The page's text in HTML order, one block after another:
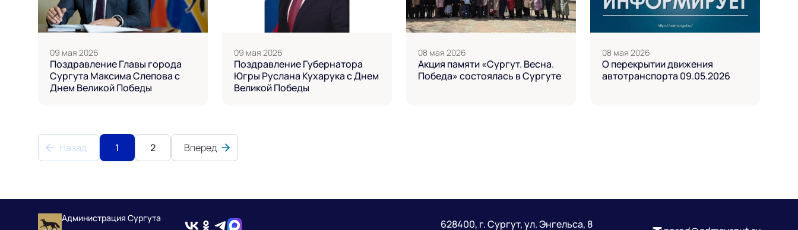
09 мая 2026
Поздравление Главы города
Сургута Максима Слепова с
Днем Великой Победы
09 мая 2026
Поздравление Губернатора
Югры Руслана Кухарука с Днем
Великой Победы
08 мая 2026
Акция памяти «Сургут. Весна.
Победа» состоялась в Сургуте
08 мая 2026
О перекрытии движения
автотранспорта 09.05.2026
Назад 1 2 Вперед
Администрация Сургута 628400, г. Сургут, ул. Энгельса, 8